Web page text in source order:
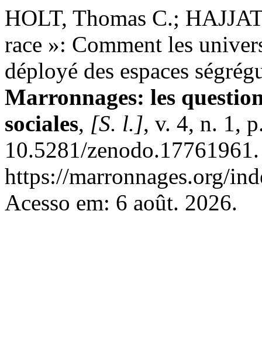
HOLT, Thomas C.;
race »: Comment les
déployé des espaces
Marronnages: les
sociales, [S. l.], v. 4, n. 1,
10.5281/
https://marronnages.org/
Acesso em: 6 août. 2026.